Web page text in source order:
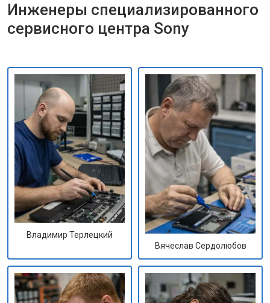
Инженеры специализированного
сервисного центра Sony
Владимир Терлецкий
Вячеслав Сердолюбов